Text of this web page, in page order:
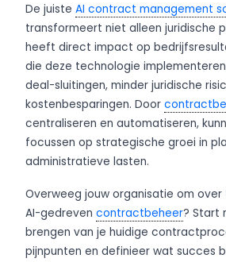
De juiste AI contract management
transformeert niet alleen juridische
heeft direct impact op
die deze technologie
deal-sluitingen, minder juridische
kostenbesparingen. Door
centraliseren en automatiseren,
focussen op strategische groei in
administratieve lasten.
Overweeg jouw organisatie om
AI-gedreven contractbeheer? Start
brengen van je huidige
pijnpunten en definieer wat succes